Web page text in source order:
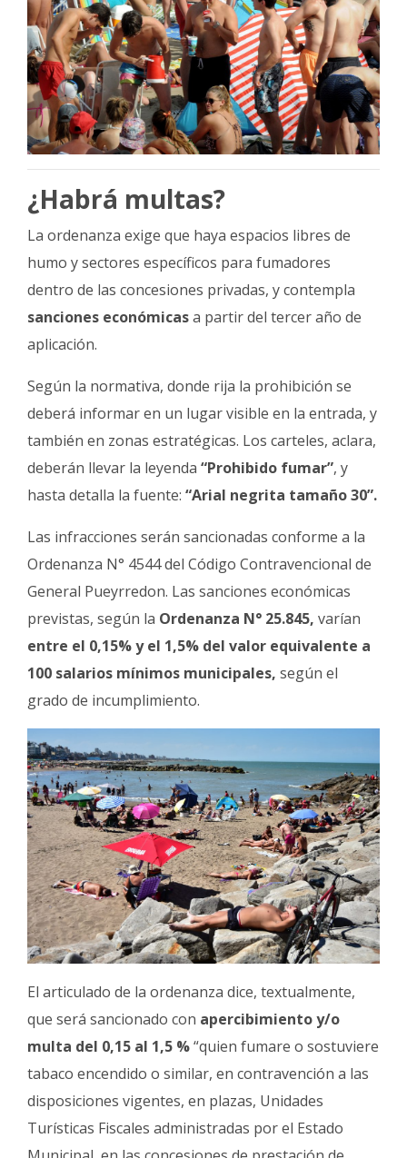
¿Habrá multas?
La ordenanza exige que haya espacios libres de
humo y sectores específicos para fumadores
dentro de las concesiones privadas, y contempla
sanciones económicasa partir del tercer año de
aplicación.
Según la normativa, donde rija la prohibición se
deberá informar en un lugar visible en la entrada, y
también en zonas estratégicas. Los carteles, aclara,
deberán llevar la leyenda “Prohibido fumar”, y
hasta detalla la fuente: “Arial negrita tamaño 30”.
Las infracciones serán sancionadas conforme a la
Ordenanza N° 4544 del Código Contravencional de
General Pueyrredon. Las sanciones económicas
previstas, según la Ordenanza N° 25.845, varían
entre el 0,15% y el 1,5% del valor equivalente a
100 salarios mínimos municipales, según el
grado de incumplimiento.
El articulado de la ordenanza dice, textualmente,
que será sancionado con apercibimiento y/o
multa del 0,15 al 1,5 %“quien fumare o sostuviere
tabaco encendido o similar, en contravención a las
disposiciones vigentes, en plazas, Unidades
Turísticas Fiscales administradas por el Estado